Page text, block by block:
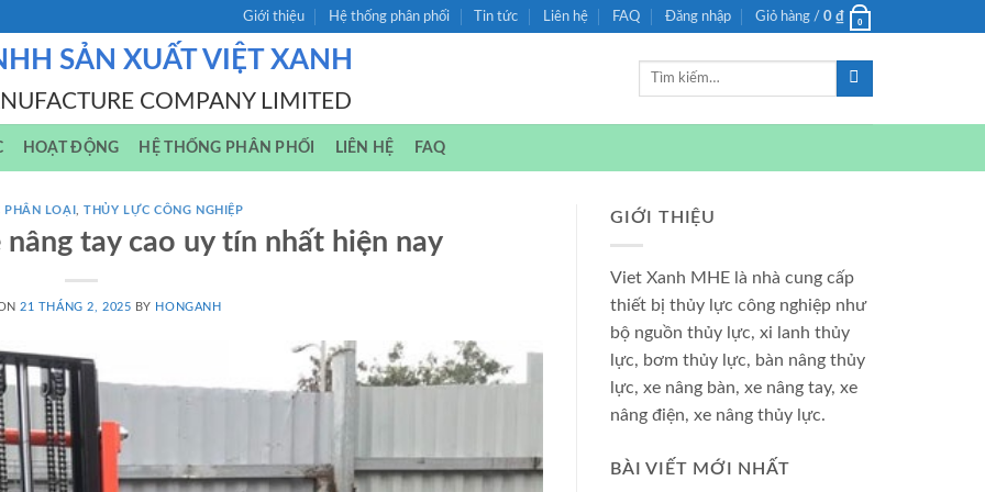
Giới thiệu Hệ thống phân phối Tin tức Liên hệ FAQ Đăng nhập Giỏ hàng / 0 ₫ 0
SẢN XUẤT VIỆT XANH
COMPANY LIMITED
Tìm
HOẠT ĐỘNG HỆ THỐNG PHÂN PHỐI LIÊN HỆ FAQ
LOẠI ,THỦY LỰC CÔNG NGHIỆP
tay cao uy tín nhất hiện nay
21 THÁNG 2, 2025 BY HONGANH
GIỚI THIỆU
Viet Xanh MHE là nhà cung cấp
thiết bị thủy lực công nghiệp như
bộ nguồn thủy lực, xi lanh thủy
lực, bơm thủy lực, bàn nâng thủy
lực, xe nâng bàn, xe nâng tay, xe
nâng điện, xe nâng thủy lực.
BÀI VIẾT MỚI NHẤT